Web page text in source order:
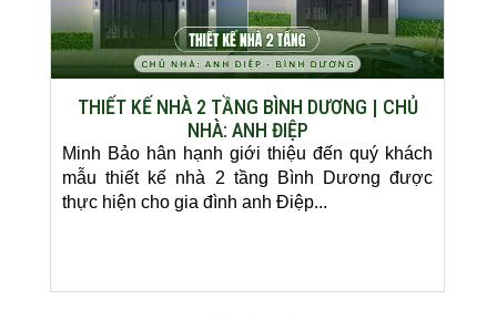
THIẾT KẾ NHÀ 2 TẦNG BÌNH DƯƠNG | CHỦ
NHÀ: ANH ĐIỆP
Minh Bảo hân hạnh giới thiệu đến quý khách
mẫu thiết kế nhà 2 tầng Bình Dương được
thực hiện cho gia đình anh Điệp...